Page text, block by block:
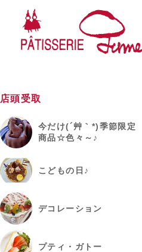
店頭受取
今だけ(´艸｀*)季節限定
商品☆色々～♪
こどもの日♪
デコレーション
プティ・ガトー